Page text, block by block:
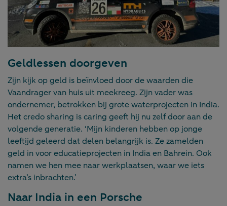
Geldlessen doorgeven
Zijn kijk op geld is beïnvloed door de waarden die
Vaandrager van huis uit meekreeg. Zijn vader was
ondernemer, betrokken bij grote waterprojecten in India.
Het credo sharing is caring geeft hij nu zelf door aan de
volgende generatie. ‘Mijn kinderen hebben op jonge
leeftijd geleerd dat delen belangrijk is. Ze zamelden
geld in voor educatieprojecten in India en Bahrein. Ook
namen we hen mee naar werkplaatsen, waar we iets
extra’s inbrachten.’
Naar India in een Porsche